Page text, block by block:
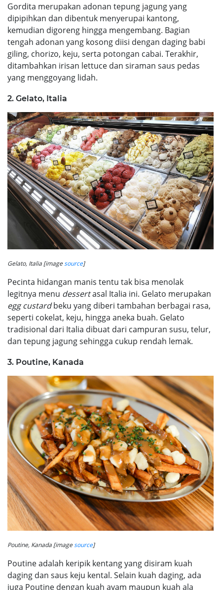
Gordita merupakan adonan tepung jagung yang
dipipihkan dan dibentuk menyerupai kantong,
kemudian digoreng hingga mengembang. Bagian
tengah adonan yang kosong diisi dengan daging babi
giling, chorizo, keju, serta potongan cabai. Terakhir,
ditambahkan irisan lettuce dan siraman saus pedas
yang menggoyang lidah.
2. Gelato, Italia
Gelato, Italia [imagesource]
Pecinta hidangan manis tentu tak bisa menolak
legitnya menu dessertasal Italia ini. Gelato merupakan
egg custardbeku yang diberi tambahan berbagai rasa,
seperti cokelat, keju, hingga aneka buah. Gelato
tradisional dari Italia dibuat dari campuran susu, telur,
dan tepung jagung sehingga cukup rendah lemak.
3. Poutine, Kanada
Poutine, Kanada [imagesource]
Poutine adalah keripik kentang yang disiram kuah
daging dan saus keju kental. Selain kuah daging, ada
juga Poutine dengan kuah ayam maupun kuah ala